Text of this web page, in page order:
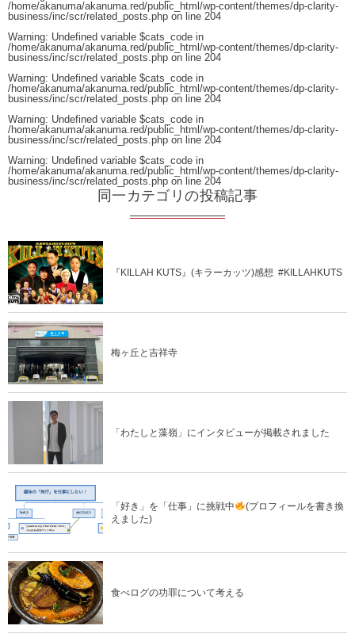
/home/akanuma/akanuma.red/public_html/wp-content/themes/dp-clarity-
business/inc/scr/related_posts.php on line 204
Warning: Undefined variable $cats_code in
/home/akanuma/akanuma.red/public_html/wp-content/themes/dp-clarity-
business/inc/scr/related_posts.php on line 204
Warning: Undefined variable $cats_code in
/home/akanuma/akanuma.red/public_html/wp-content/themes/dp-clarity-
business/inc/scr/related_posts.php on line 204
Warning: Undefined variable $cats_code in
/home/akanuma/akanuma.red/public_html/wp-content/themes/dp-clarity-
business/inc/scr/related_posts.php on line 204
Warning: Undefined variable $cats_code in
/home/akanuma/akanuma.red/public_html/wp-content/themes/dp-clarity-
business/inc/scr/related_posts.php on line 204
同一カテゴリの投稿記事
『KILLAH KUTS』(キラーカッツ)感想 #KILLAHKUTS
梅ヶ丘と吉祥寺
「わたしと藻嶺」にインタビューが掲載されました
「好き」を「仕事」に挑戦中
(プロフィールを書き換
えました)
食べログの功罪について考える